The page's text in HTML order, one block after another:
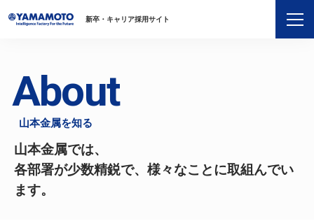
新卒・キャリア採用サイト
About
山本金属を知る
山本金属では、
各部署が少数精鋭で、様々なことに取組んでい
ます。